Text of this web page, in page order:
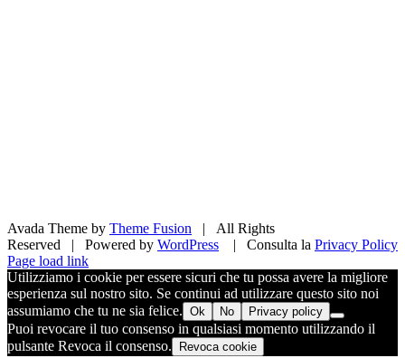
Avada Theme by Theme Fusion | All Rights
Reserved | Powered by WordPress | Consulta la Privacy Policy
Facebook
X
Pinterest
Instagram
Page load link
Utilizziamo i cookie per essere sicuri che tu possa avere la migliore
esperienza sul nostro sito. Se continui ad utilizzare questo sito noi
assumiamo che tu ne sia felice. Ok No Privacy policy
Puoi revocare il tuo consenso in qualsiasi momento utilizzando il
pulsante Revoca il consenso.
Revoca cookie